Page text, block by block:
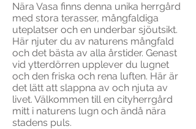
Nära Vasa finns denna unika herrgård
med stora terasser, mångfaldiga
uteplatser och en underbar sjöutsikt.
Här njuter du av naturens mångfald
och det bästa av alla årstider. Genast
vid ytterdörren upplever du lugnet
och den friska och rena luften. Här är
det lätt att slappna av och njuta av
livet. Välkommen till en cityherrgård
mitt i naturens lugn och ändå nära
stadens puls.